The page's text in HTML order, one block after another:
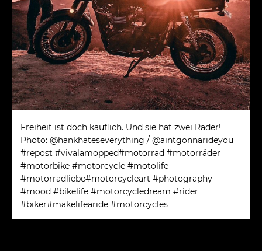
Freiheit ist doch käuflich. Und sie hat zwei Räder!
Photo: @hankhateseverything / @aintgonnarideyou
#repost #vivalamopped#motorrad #motorräder
#motorbike #motorcycle #motolife
#motorradliebe#motorcycleart #photography
#mood #bikelife #motorcycledream #rider
#biker#makelifearide #motorcycles